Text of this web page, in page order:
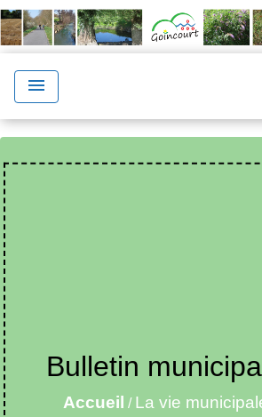
menu
Bulletin
Accueil / La vie